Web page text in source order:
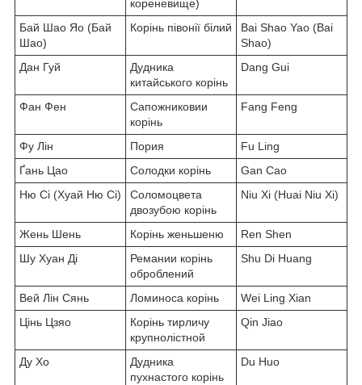
кореневище)
Бай Шао Яо (Бай
Шао)
Корінь півонії білий
Bai Shao Yao (Bai
Shao)
Дан Гуй
Дудника
китайського корінь
Dang Gui
Фан Фен
Сапожниковии
корінь
Fang Feng
Фу Лін Пория
Fu Ling
Ґань Цао
Солодки корінь
Gan Cao
Ню Сі (Хуай Ню Сі)
Соломоцвета
двозубою корінь
Niu Xi (Huai Niu Xi)
Жень Шень Корінь женьшеню
Ren Shen
Шу Хуан Ді
Ремании корінь
оброблений
Shu Di Huang
Вей Лін Сянь Ломиноса корінь
Wei Ling Xian
Цінь Цзяо
Корінь тирличу
крупнолістной
Qin Jiao
Ду Хо
Дудника
пухнастого корінь
Du Huo